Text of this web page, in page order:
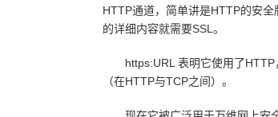
HTTP通道，简单讲是HTTP的安
的详细内容就需要SSL。
https:URL 表明它使用了HTTP
（在HTTP与TCP之间）。